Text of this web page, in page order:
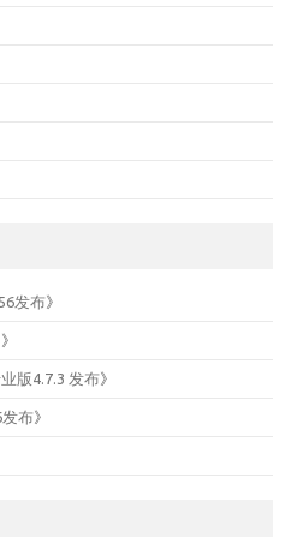
发布》
》
版4.7.3 发布》
发布》